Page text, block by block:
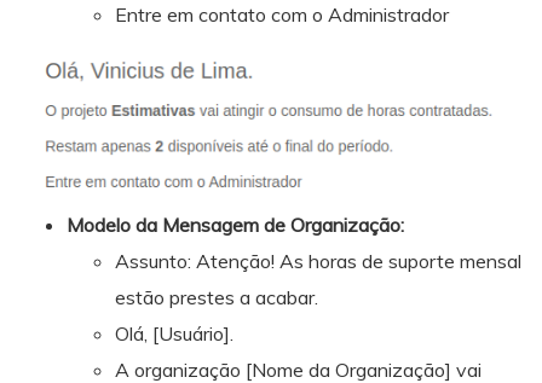
Entre em contato com o Administrador
Modelo da Mensagem de Organização:
Assunto: Atenção! As horas de suporte mensal
estão prestes a acabar.
Olá, [Usuário].
A organização [Nome da Organização] vai